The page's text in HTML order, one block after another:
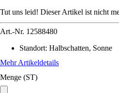
Tut uns leid! Dieser Artikel ist nicht
Art.-Nr. 12588480
Standort: Halbschatten, Sonne
Mehr Artikeldetails
Menge (ST)